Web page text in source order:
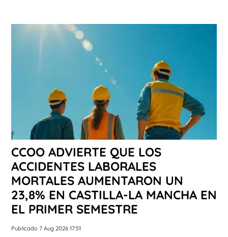
CCOO ADVIERTE QUE LOS
ACCIDENTES LABORALES
MORTALES AUMENTARON UN
23,8% EN CASTILLA-LA MANCHA EN
EL PRIMER SEMESTRE
Publicado 7 Aug 2026 17:51